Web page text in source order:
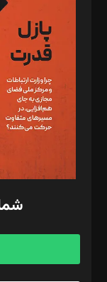
تحریریه‌: مجتبی
مصطفی مسجدی آرانی،
رستمی،مصطفی باستان
ویرایش: نگار استاد‌‌آقا
طراح یونیفرم: مجید
فیلمبرداری و
گرافیک و
مد‌یر توسعه تجاری:
امور مالی: شاپور
آگهی و مشترکین: ۰۹۱۹۹۹۹۰۴۵۴
شماره ۱۴۷